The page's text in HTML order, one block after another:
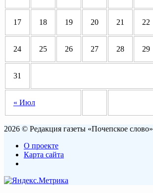
« Июл
17 18 19 20 21 22
24 25 26 27 28 29
31
2026 © Редакция газеты «Почепское слово»
О проекте
Карта сайта